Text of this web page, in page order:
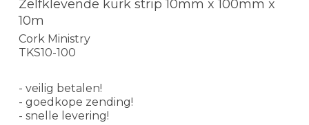
Zelfklevende kurk strip 10mm x 100mm x
10m
Cork Ministry
TKS10-100
- veilig betalen!
- goedkope zending!
- snelle levering!